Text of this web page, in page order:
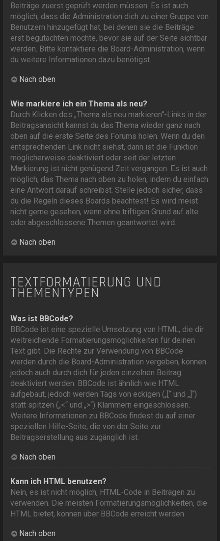
Beiträge zuerst geprüft werden müssen. Es ist auch
möglich, dass die Administration dich zu einer Gruppe von
Benutzern hinzugefügt hat, bei denen sie die Beiträge
erst begutachten möchte, bevor sie auf der Seite sichtbar
werden. Bitte kontaktiere die Board-Administration, wenn
du weitere Informationen dazu benötigst.
Nach oben
Wie markiere ich ein Thema als neu?
Durch Klicken des „Thema als neu markieren“-Links in der
Beitragsansicht kannst du das Thema wieder ganz nach
oben auf die erste Seite des Forums holen. Wenn du den
entsprechenden Link nicht siehst, dann ist die Funktion
möglicherweise deaktiviert oder seit der letzten
Markierung ist nicht genügend Zeit vergangen. Es ist auch
möglich, das Thema nach oben zu holen, indem du einfach
eine Antwort darauf schreibst. Stelle jedoch sicher, dass
du die Regeln dieses Boards beachtest! Es wird meist
nicht gerne gesehen, wenn ohne triftigen Grund auf alte
oder abgeschlossene Themen geantwortet wird.
Nach oben
TEXTFORMATIERUNG UND
THEMENTYPEN
Was ist BBCode?
BBCode ist eine spezielle Umsetzung von HTML, die dir
weitreichende Formatierungsmöglichkeiten für deinen
Text gibt. Die Rechte zur Verwendung von BBCode
werden durch die Board-Administration vergeben, können
jedoch auch durch dich für jeden einzelnen Beitrag
deaktiviert werden. BBCode ist ähnlich wie HTML
aufgebaut, jedoch werden Tags von eckigen („[“ und „]“)
statt spitzen („<“ und „>“) Klammern eingeschlossen.
Weitere Informationen zu BBCode findest du auf einer
speziellen Hilfe-Seite, die von der Seite zur
Beitragserstellung aus zugänglich ist.
Nach oben
Kann ich HTML benutzen?
Nein, es ist nicht möglich, HTML-Code in Beiträgen zu
verwenden. Die meisten Formatierungsmöglichkeiten, die
HTML bietet, können über BBCode erreicht werden.
Nach oben